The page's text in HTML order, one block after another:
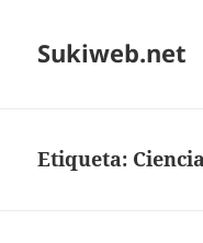
Sukiweb.net
Etiqueta: